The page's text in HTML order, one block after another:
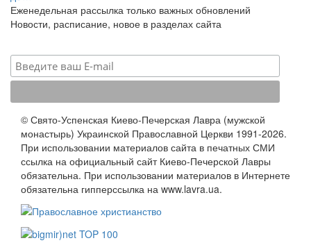
Еженедельная рассылка только важных обновлений
Новости, расписание, новое в разделах сайта
© Свято-Успенская Киево-Печерская Лавра (мужской
монастырь) Украинской Православной Церкви 1991-2026.
При использовании материалов сайта в печатных СМИ
ссылка на официальный сайт Киево-Печерской Лавры
обязательна. При использовании материалов в Интернете
обязательна гипперссылка на www.lavra.ua.